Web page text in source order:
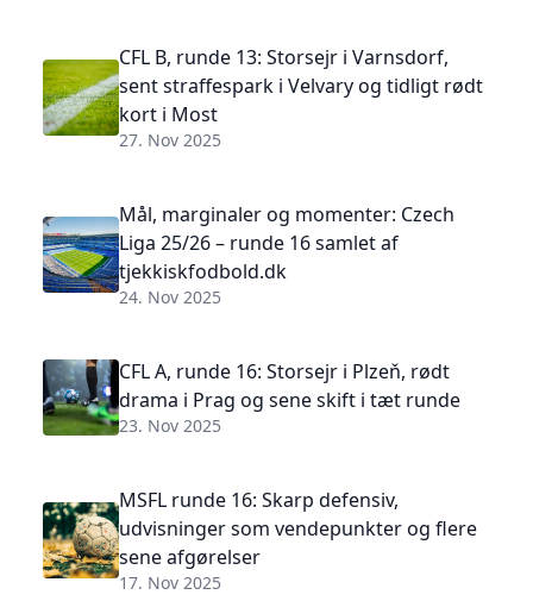
CFL B, runde 13: Storsejr i Varnsdorf,
sent straffespark i Velvary og tidligt rødt
kort i Most
27. Nov 2025
Mål, marginaler og momenter: Czech
Liga 25/26 – runde 16 samlet af
tjekkiskfodbold.dk
24. Nov 2025
CFL A, runde 16: Storsejr i Plzeň, rødt
drama i Prag og sene skift i tæt runde
23. Nov 2025
MSFL runde 16: Skarp defensiv,
udvisninger som vendepunkter og flere
sene afgørelser
17. Nov 2025